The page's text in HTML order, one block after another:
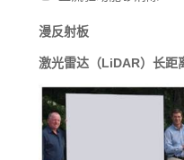
漫反射板
激光雷达（LiDAR）长距